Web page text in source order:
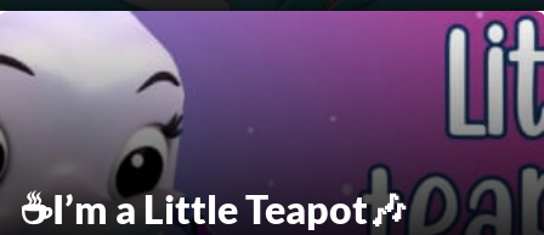
☕️I’m a Little Teapot🎶